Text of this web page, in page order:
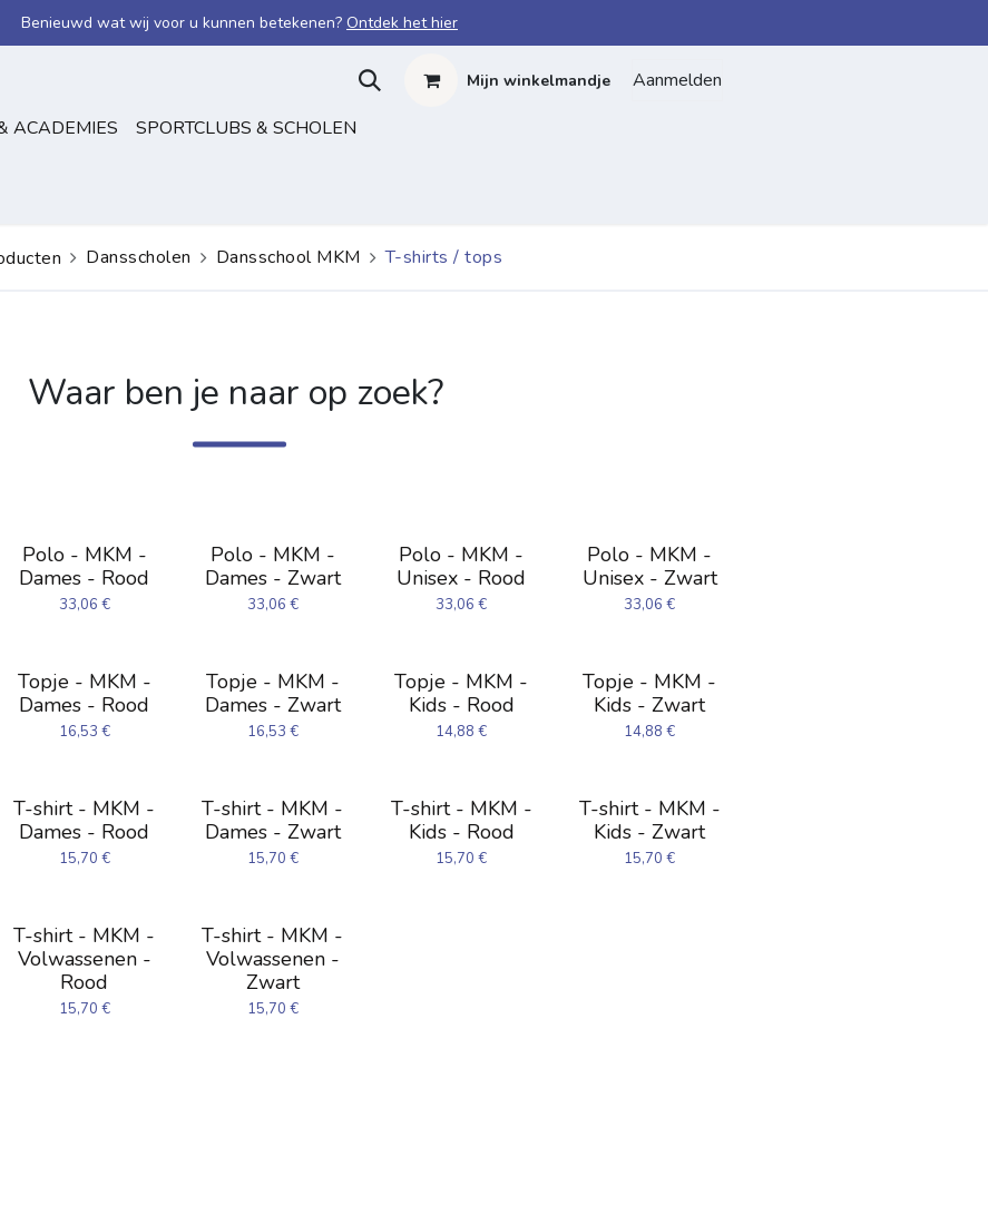
Benieuwd wat wij voor u kunnen betekenen? Ontdek het hier
Mijn winkelmandje
Aanmelden
ACADEMIES
SPORTCLUBS & SCHOLEN
Dansscholen Dansschool MKM T-shirts / tops
Waar ben je naar op zoek?
Polo - MKM -
Dames - Rood
33,06 €
Polo - MKM -
Dames - Zwart
33,06 €
Polo - MKM -
Unisex - Rood
33,06 €
Polo - MKM -
Unisex - Zwart
33,06 €
Topje - MKM -
Dames - Rood
16,53 €
Topje - MKM -
Dames - Zwart
16,53 €
Topje - MKM -
Kids - Rood
14,88 €
Topje - MKM -
Kids - Zwart
14,88 €
T-shirt - MKM -
Dames - Rood
15,70 €
T-shirt - MKM -
Dames - Zwart
15,70 €
T-shirt - MKM -
Kids - Rood
15,70 €
T-shirt - MKM -
Kids - Zwart
15,70 €
T-shirt - MKM -
Volwassenen -
Rood
15,70 €
T-shirt - MKM -
Volwassenen -
Zwart
15,70 €